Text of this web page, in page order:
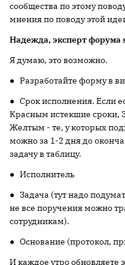
сообщества по этому
мнения по поводу этой
Надежда, эксперт форума
Я думаю, это возможно.
● Разработайте форму в
● Срок исполнения. Если
Красным истекшие сроки,
Желтым - те, у которых
можно за 1-2 дня до
задачу в таблицу.
● Исполнитель
● Задача (тут надо
не все поручения можно
сотрудникам).
● Основание (протокол,
И каждое утро обновляете